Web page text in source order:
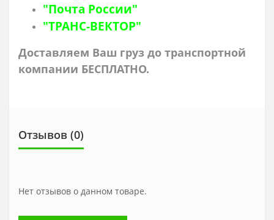
"Почта России"
"ТРАНС-ВЕКТОР"
Доставляем Ваш груз до транспортной
компании БЕСПЛАТНО.
Отзывов (0)
Нет отзывов о данном товаре.